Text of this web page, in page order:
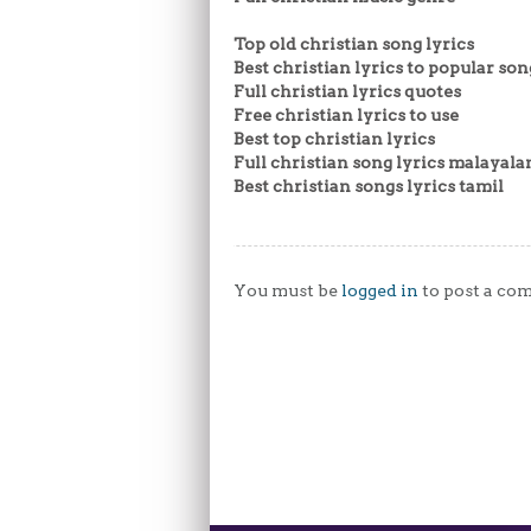
Top old christian song lyrics
Best christian lyrics to popular
Full christian lyrics quotes
Free christian lyrics to use
Best top christian lyrics
Full christian song lyrics
Best christian songs lyrics tamil
You must be logged in to post a